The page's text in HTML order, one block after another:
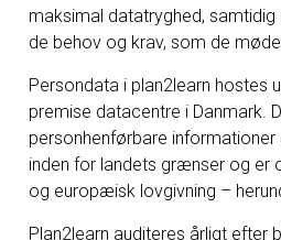
maksimal datatryghed,
de behov og krav, som de
Persondata i plan2learn hostes
premise datacentre i Danmark.
personhenførbare
inden for landets grænser og er
og europæisk lovgivning –
Plan2learn auditeres årligt efter